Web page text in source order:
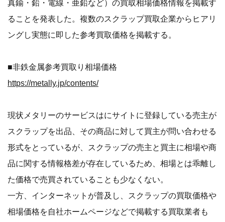
真鍮・鉛・電線・亜鉛など）の買取相場価格情報を掲載す
ることを発表した。複数のスクラップ買取企業からヒアリ
ングし実態に即した参考買取価格を掲載する。
■非鉄金属参考買取り相場価格
https://metally.jp/contents/
現状メタリーのサービスはにサイトに登録している売主が
スクラップを出品、その商品に対して買主が問い合わせる
形式をとっているが、スクラップの売主と買主に相場や商
品に関する情報格差が存在しているため、相場とは乖離し
た価格で売買されていることも少なくない。
一方、インターネットが普及し、スクラップの買取価格や
相場価格を自社ホームページなどで掲載する買取業者も